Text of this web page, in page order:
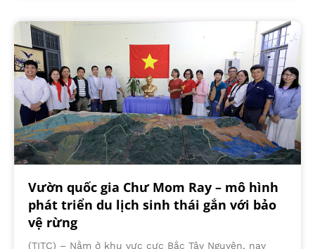
Vườn quốc gia Chư Mom Ray – mô hình
phát triển du lịch sinh thái gắn với bảo
vệ rừng
(TITC) – Nằm ở khu vực cực Bắc Tây Nguyên, nay